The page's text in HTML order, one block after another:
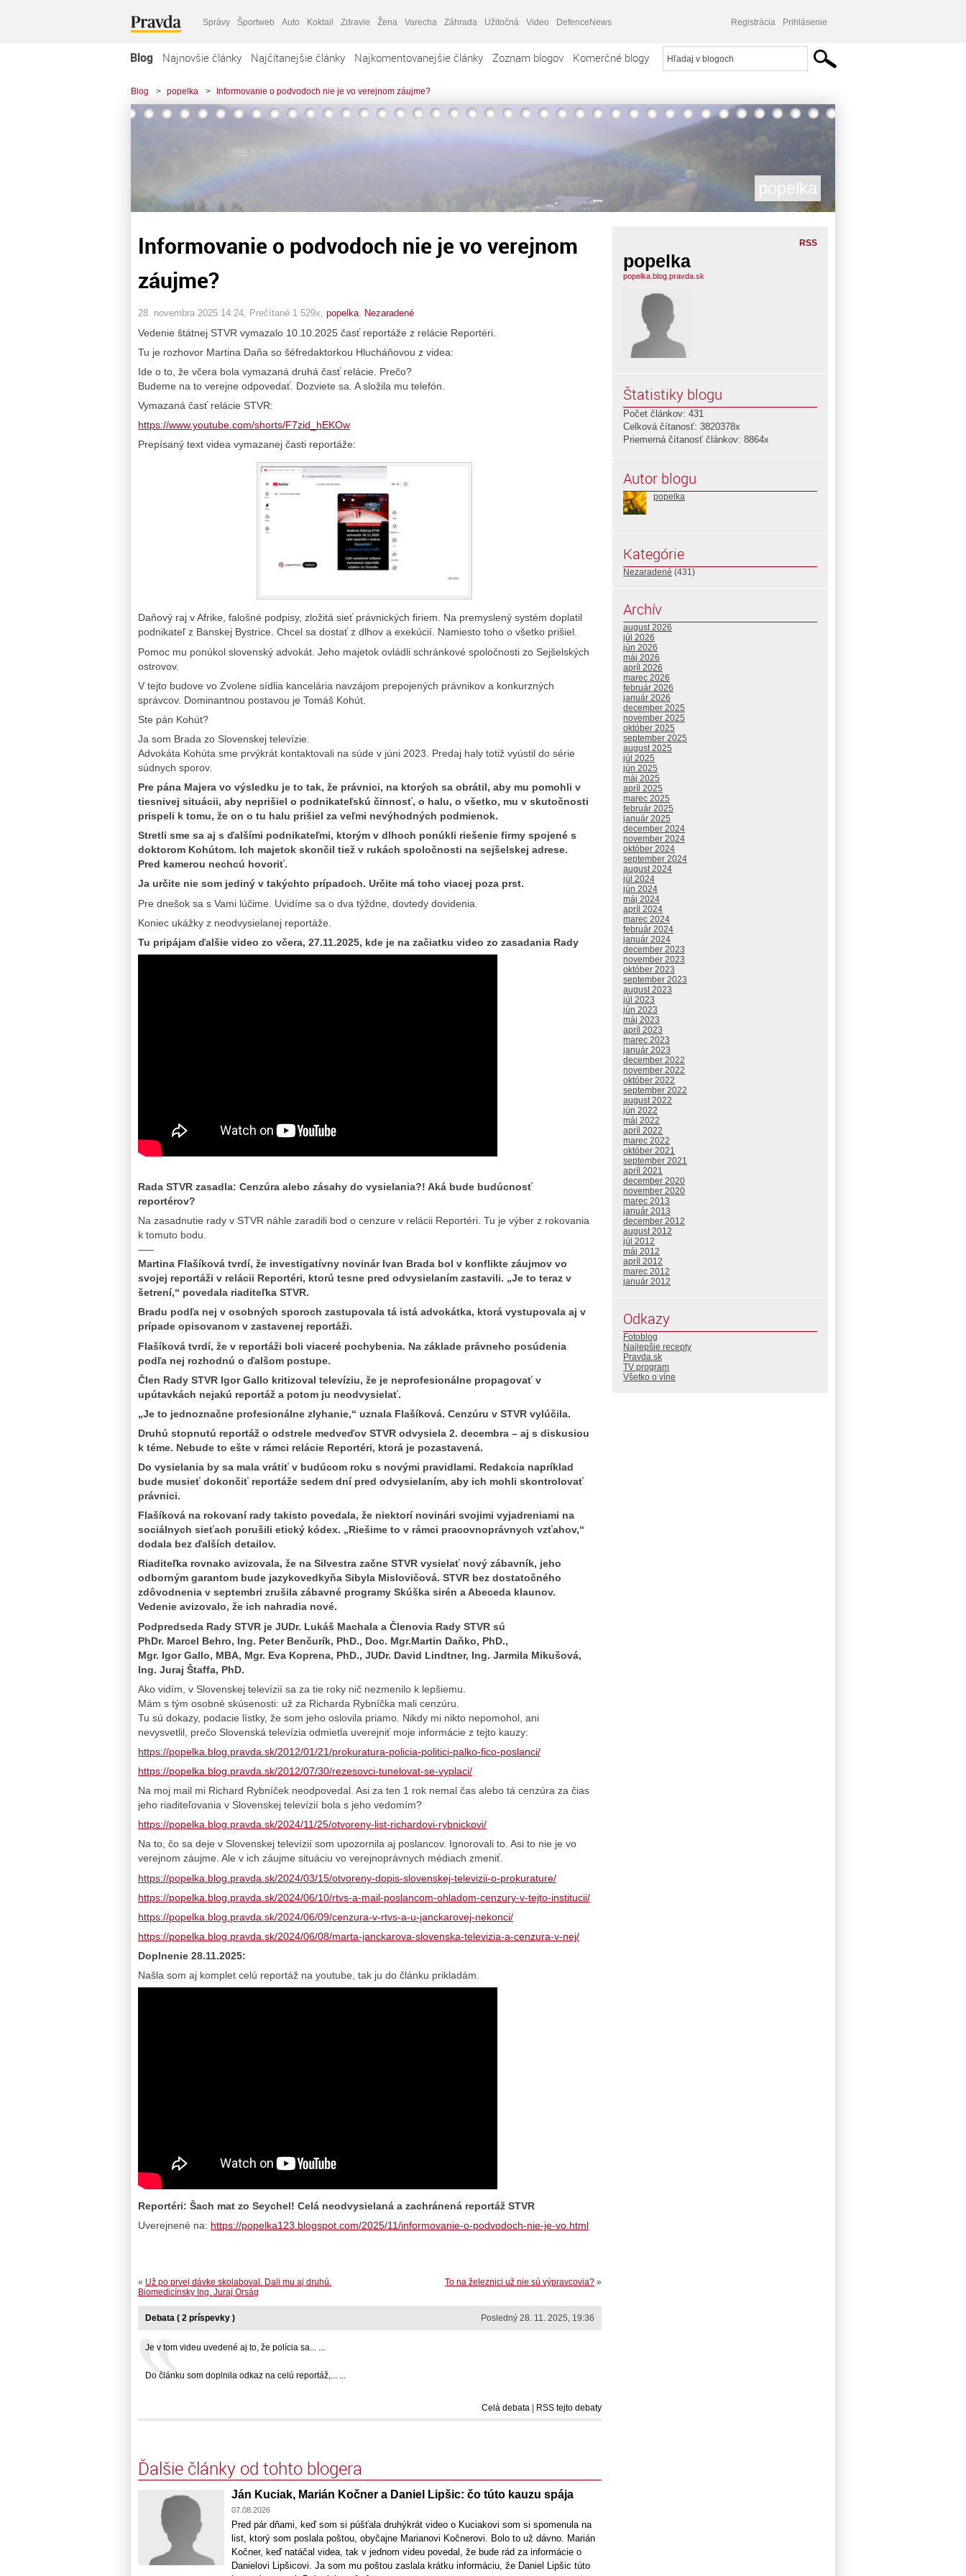
Správy Športweb Auto Koktail Zdravie Žena Varecha Záhrada Užitočná Video DefenceNews Registrácia Prihlásenie
Blog Najnovšie články Najčítanejšie články Najkomentovanejšie články Zoznam blogov Komerčné blogy
Blog > popelka > Informovanie o podvodoch nie je vo verejnom záujme?
popelka
Informovanie o podvodoch nie je vo verejnom
záujme?
28. novembra 2025 14:24 , Prečítané 1 529x, popelka Nezaradené
Vedenie štátnej STVR vymazalo 10.10.2025 časť reportáže z relácie Reportéri.
Tu je rozhovor Martina Daňa so šéfredaktorkou Hlucháňovou z videa:
Ide o to, že včera bola vymazaná druhá časť relácie. Prečo?
Budeme na to verejne odpovedať. Dozviete sa. A složila mu telefón.
Vymazaná časť relácie STVR:
https://www.youtube.com/shorts/F7zid_hEKOw
Prepísaný text videa vymazanej časti reportáže:
Daňový raj v Afrike, falošné podpisy, zložitá sieť právnických firiem. Na premyslený systém doplatil
podnikateľ z Banskej Bystrice. Chcel sa dostať z dlhov a exekúcií. Namiesto toho o všetko prišiel.
Pomoc mu ponúkol slovenský advokát. Jeho majetok ovládli schránkové spoločnosti zo Sejšelských
ostrovov.
V tejto budove vo Zvolene sídlia kancelária navzájom prepojených právnikov a konkurzných
správcov. Dominantnou postavou je Tomáš Kohút.
Ste pán Kohút?
Ja som Brada zo Slovenskej televízie.
Advokáta Kohúta sme prvýkrát kontaktovali na súde v júni 2023. Predaj haly totiž vyústil do série
súdnych sporov.
Pre pána Majera vo výsledku je to tak, že právnici, na ktorých sa obrátil, aby mu pomohli v
tiesnivej situácii, aby neprišiel o podnikateľskú činnosť, o halu, o všetko, mu v skutočnosti
prispeli k tomu, že on o tu halu prišiel za veľmi nevýhodných podmienok.
Stretli sme sa aj s ďalšími podnikateľmi, ktorým v dlhoch ponúkli riešenie firmy spojené s
doktorom Kohútom. Ich majetok skončil tiež v rukách spoločnosti na sejšelskej adrese.
Pred kamerou nechcú hovoriť.
Ja určite nie som jediný v takýchto prípadoch. Určite má toho viacej poza prst.
Pre dnešok sa s Vami lúčime. Uvidíme sa o dva týždne, dovtedy dovidenia.
Koniec ukážky z neodvysielanej reportáže.
Tu pripájam ďalšie video zo včera, 27.11.2025, kde je na začiatku video zo zasadania Rady
Rada STVR zasadla: Cenzúra alebo zásahy do vysielania?! Aká bude budúcnosť
reportérov?
Na zasadnutie rady v STVR náhle zaradili bod o cenzure v relácii Reportéri. Tu je výber z rokovania
k tomuto bodu.
—–
Martina Flašíková tvrdí, že investigatívny novinár Ivan Brada bol v konflikte záujmov vo
svojej reportáži v relácii Reportéri, ktorú tesne pred odvysielaním zastavili. „Je to teraz v
šetrení,“ povedala riaditeľka STVR.
Bradu podľa nej v osobných sporoch zastupovala tá istá advokátka, ktorá vystupovala aj v
prípade opisovanom v zastavenej reportáži.
Flašíková tvrdí, že v reportáži boli viaceré pochybenia. Na základe právneho posúdenia
podľa nej rozhodnú o ďalšom postupe.
Člen Rady STVR Igor Gallo kritizoval televíziu, že je neprofesionálne propagovať v
upútavkách nejakú reportáž a potom ju neodvysielať.
„Je to jednoznačne profesionálne zlyhanie,“ uznala Flašíková. Cenzúru v STVR vylúčila.
Druhú stopnutú reportáž o odstrele medveďov STVR odvysiela 2. decembra – aj s diskusiou
k téme. Nebude to ešte v rámci relácie Reportéri, ktorá je pozastavená.
Do vysielania by sa mala vrátiť v budúcom roku s novými pravidlami. Redakcia napríklad
bude musieť dokončiť reportáže sedem dní pred odvysielaním, aby ich mohli skontrolovať
právnici.
Flašíková na rokovaní rady takisto povedala, že niektorí novinári svojimi vyjadreniami na
sociálnych sieťach porušili etický kódex. „Riešime to v rámci pracovnoprávnych vzťahov,“
dodala bez ďalších detailov.
Riaditeľka rovnako avizovala, že na Silvestra začne STVR vysielať nový zábavník, jeho
odborným garantom bude jazykovedkyňa Sibyla Mislovičová. STVR bez dostatočného
zdôvodnenia v septembri zrušila zábavné programy Skúška sirén a Abeceda klaunov.
Vedenie avizovalo, že ich nahradia nové.
Podpredseda Rady STVR je JUDr. Lukáš Machala a Členovia Rady STVR sú
PhDr. Marcel Behro, Ing. Peter Benčurík, PhD., Doc. Mgr.Martin Daňko, PhD.,
Mgr. Igor Gallo, MBA, Mgr. Eva Koprena, PhD., JUDr. David Lindtner, Ing. Jarmila Mikušová,
Ing. Juraj Štaffa, PhD.
Ako vidím, v Slovenskej televízií sa za tie roky nič nezmenilo k lepšiemu.
Mám s tým osobné skúsenosti: už za Richarda Rybníčka mali cenzúru.
Tu sú dokazy, podacie lístky, že som jeho oslovila priamo. Nikdy mi nikto nepomohol, ani
nevysvetlil, prečo Slovenská televízia odmietla uverejniť moje informácie z tejto kauzy:
https://popelka.blog.pravda.sk/2012/01/21/prokuratura-policia-politici-palko-fico-poslanci/
https://popelka.blog.pravda.sk/2012/07/30/rezesovci-tunelovat-se-vyplaci/
Na moj mail mi Richard Rybníček neodpovedal. Asi za ten 1 rok nemal čas alebo tá cenzúra za čias
jeho riaditeľovania v Slovenskej televízií bola s jeho vedomím?
https://popelka.blog.pravda.sk/2024/11/25/otvoreny-list-richardovi-rybnickovi/
Na to, čo sa deje v Slovenskej televízií som upozornila aj poslancov. Ignorovali to. Asi to nie je vo
verejnom záujme. Ale v ich záujme situáciu vo verejnoprávnych médiach zmeniť.
https://popelka.blog.pravda.sk/2024/03/15/otvoreny-dopis-slovenskej-televizii-o-prokurature/
https://popelka.blog.pravda.sk/2024/06/10/rtvs-a-mail-poslancom-ohladom-cenzury-v-tejto-institucii/
https://popelka.blog.pravda.sk/2024/06/09/cenzura-v-rtvs-a-u-janckarovej-nekonci/
https://popelka.blog.pravda.sk/2024/06/08/marta-janckarova-slovenska-televizia-a-cenzura-v-nej/
Doplnenie 28.11.2025:
Našla som aj komplet celú reportáž na youtube, tak ju do článku prikladám.
Reportéri: Šach mat zo Seychel! Celá neodvysielaná a zachránená reportáž STVR
Uverejnené na: https://popelka123.blogspot.com/2025/11/informovanie-o-podvodoch-nie-je-vo.html
To na železnici už nie sú výpravcovia? »
« Už po prvej dávke skolaboval. Dali mu aj druhú.
Biomedicínsky Ing. Juraj Orság
Posledný 28. 11. 2025, 19:36
Debata ( 2 príspevky )
Je v tom videu uvedené aj to, že polícia sa... ...
Do článku som doplnila odkaz na celú reportáž,... ...
Celá debata | RSS tejto debaty
Ďalšie články od tohto blogera
Ján Kuciak, Marián Kočner a Daniel Lipšic: čo túto kauzu spája
07.08.2026
Pred pár dňami, keď som si púšťala druhýkrát video o Kuciakovi som si spomenula na
list, ktorý som poslala poštou, obyčajne Marianovi Kočnerovi. Bolo to už dávno. Marián
Kočner, keď natáčal videa, tak v jednom videu povedal, že bude rád za informácie o
Danielovi Lipšicovi. Ja som mu poštou zaslala krátku informáciu, že Daniel Lipšic túto
RSS
popelka
popelka.blog.pravda.sk
Štatistiky blogu
Počet článkov: 431
Celková čítanosť: 3820378x
Priemerná čítanosť článkov: 8864x
Autor blogu
popelka
Kategórie
Nezaradené (431)
Archív
august 2026
júl 2026
jún 2026
máj 2026
apríl 2026
marec 2026
február 2026
január 2026
december 2025
november 2025
október 2025
september 2025
august 2025
júl 2025
jún 2025
máj 2025
apríl 2025
marec 2025
február 2025
január 2025
december 2024
november 2024
október 2024
september 2024
august 2024
júl 2024
jún 2024
máj 2024
apríl 2024
marec 2024
február 2024
január 2024
december 2023
november 2023
október 2023
september 2023
august 2023
júl 2023
jún 2023
máj 2023
apríl 2023
marec 2023
január 2023
december 2022
november 2022
október 2022
september 2022
august 2022
jún 2022
máj 2022
apríl 2022
marec 2022
október 2021
september 2021
apríl 2021
december 2020
november 2020
marec 2013
január 2013
december 2012
august 2012
júl 2012
máj 2012
apríl 2012
marec 2012
január 2012
Odkazy
Fotoblog
Najlepšie recepty
Pravda.sk
TV program
Všetko o víne